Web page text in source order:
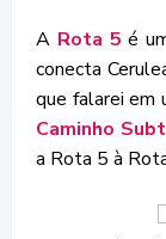
A Rota 5é
conecta
que falarei em
Caminho
a Rota 5 à